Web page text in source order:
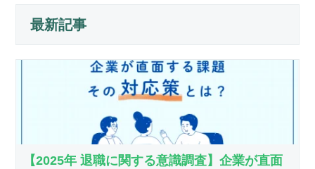
最新記事
【2025年 退職に関する意識調査】企業が直面